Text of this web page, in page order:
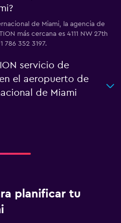
de Miami, la agencia de
más cercana es 4111 NW 27th
786 352 3197.
servicio de
el aeropuerto de
de Miami
planificar tu